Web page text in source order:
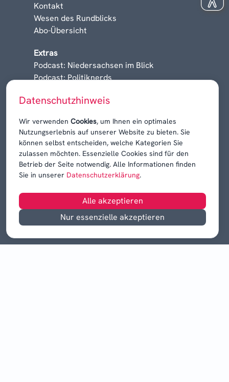
Datenschutzhinweis
Wir verwenden Cookies, um Ihnen ein optimales
Nutzungserlebnis auf unserer Website zu bieten. Sie
können selbst entscheiden, welche Kategorien Sie
zulassen möchten. Essenzielle Cookies sind für den
Betrieb der Seite notwendig. Alle Informationen finden
Sie in unserer Datenschutzerklärung.
Alle akzeptieren
Nur essenzielle akzeptieren
Kontakt
Wesen des Rundblicks
Abo-Übersicht
Extras
Podcast: Niedersachsen im Blick
Podcast: Politiknerds
Karrieren, Krisen & Kontroversen